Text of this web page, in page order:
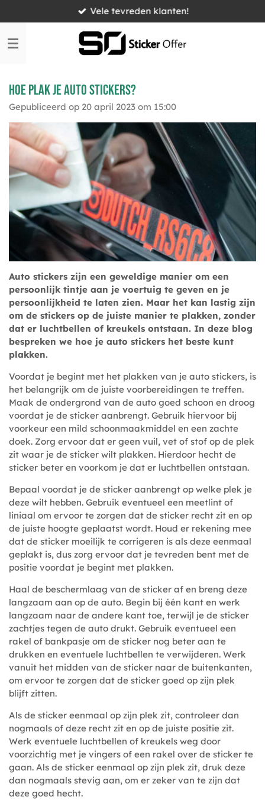
direct
naar
de
Vele tevreden klanten!
Hoe plak je auto stickers?
Gepubliceerd op 20 april 2023 om 15:00
Auto stickers zijn een geweldige manier om een
persoonlijk tintje aan je voertuig te geven en je
persoonlijkheid te laten zien. Maar het kan lastig zijn
om de stickers op de juiste manier te plakken, zonder
dat er luchtbellen of kreukels ontstaan. In deze blog
bespreken we hoe je auto stickers het beste kunt
plakken.
Voordat je begint met het plakken van je auto stickers, is
het belangrijk om de juiste voorbereidingen te treffen.
Maak de ondergrond van de auto goed schoon en droog
voordat je de sticker aanbrengt. Gebruik hiervoor bij
voorkeur een mild schoonmaakmiddel en een zachte
doek. Zorg ervoor dat er geen vuil, vet of stof op de plek
zit waar je de sticker wilt plakken. Hierdoor hecht de
sticker beter en voorkom je dat er luchtbellen ontstaan.
Bepaal voordat je de sticker aanbrengt op welke plek je
deze wilt hebben. Gebruik eventueel een meetlint of
liniaal om ervoor te zorgen dat de sticker recht zit en op
de juiste hoogte geplaatst wordt. Houd er rekening mee
dat de sticker moeilijk te corrigeren is als deze eenmaal
geplakt is, dus zorg ervoor dat je tevreden bent met de
positie voordat je begint met plakken.
Haal de beschermlaag van de sticker af en breng deze
langzaam aan op de auto. Begin bij één kant en werk
langzaam naar de andere kant toe, terwijl je de sticker
zachtjes tegen de auto drukt. Gebruik eventueel een
rakel of bankpasje om de sticker nog beter aan te
drukken en eventuele luchtbellen te verwijderen. Werk
vanuit het midden van de sticker naar de buitenkanten,
om ervoor te zorgen dat de sticker goed op zijn plek
blijft zitten.
Als de sticker eenmaal op zijn plek zit, controleer dan
nogmaals of deze recht zit en op de juiste positie zit.
Werk eventuele luchtbellen of kreukels weg door
voorzichtig met je vingers of een rakel over de sticker te
gaan. Als de sticker eenmaal op zijn plek zit, druk deze
dan nogmaals stevig aan, om er zeker van te zijn dat
deze goed hecht.